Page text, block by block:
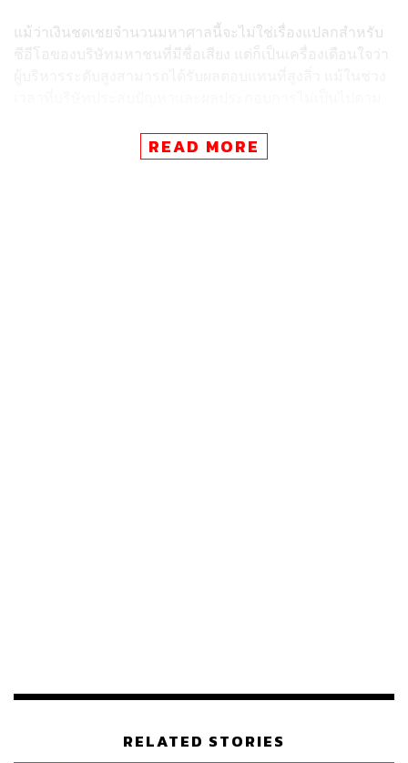
แม้ว่าเงินชดเชยจำนวนมหาศาลนี้จะไม่ใช่เรื่องแปลกสำหรับ
ซีอีโอของบริษัทมหาชนที่มีชื่อเสียง แต่ก็เป็นเครื่องเตือนใจว่า
ครองสิทธิในการซื้อหุ้นของ Nike มากกว่า 1.5 ล้านหุ้น ซึ่งจะ
READ MORE
RELATED STORIES